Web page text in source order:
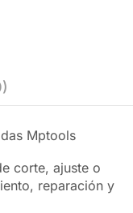
Mptools
corte, ajuste o
reparación y